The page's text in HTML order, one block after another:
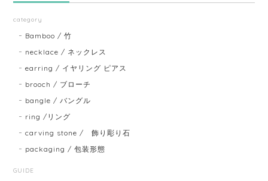
category
Bamboo / 竹
necklace / ネックレス
earring / イヤリング ピアス
brooch / ブローチ
bangle / バングル
ring /リング
carving stone / 飾り彫り石
packaging / 包装形態
GUIDE